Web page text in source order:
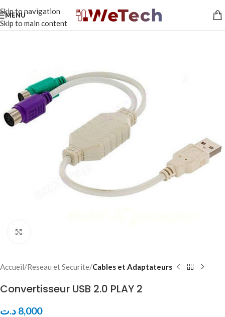
Skip to navigation
Skip to main content
MENU
Accueil Reseau et Securite Cables et Adaptateurs
Convertisseur USB 2.0 PLAY 2
8,000 د.ت